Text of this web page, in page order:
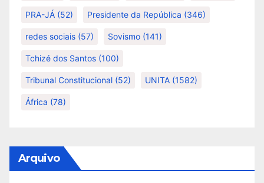
PRA-JÁ (52) Presidente da República (346)
redes sociais (57) Sovismo (141)
Tchizé dos Santos (100)
Tribunal Constitucional (52) UNITA (1582)
África (78)
Arquivo